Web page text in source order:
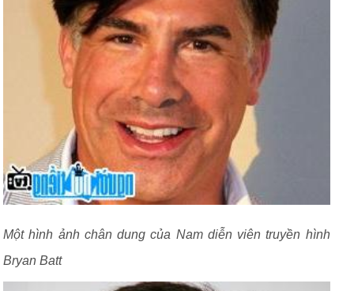
Một hình ảnh chân dung của Nam diễn viên truyền hình
Bryan Batt